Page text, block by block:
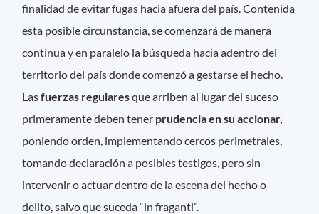
finalidad de evitar fugas hacia afuera del país. Contenida
esta posible circunstancia, se comenzará de manera
continua y en paralelo la búsqueda hacia adentro del
territorio del país donde comenzó a gestarse el hecho.
Lasfuerzas regularesque arriben al lugar del suceso
primeramente deben tener prudencia en su accionar,
poniendo orden, implementando cercos perimetrales,
tomando declaración a posibles testigos, pero sin
intervenir o actuar dentro de la escena del hecho o
delito, salvo que suceda “in fraganti”.